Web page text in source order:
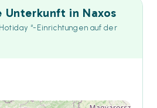
Unterkunft in Naxos
“-Einrichtungen auf der